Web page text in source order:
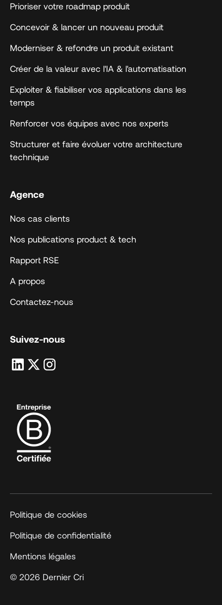
Prioriser votre roadmap produit
Concevoir & lancer un nouveau produit
Moderniser & refondre un produit existant
Créer de la valeur avec l'IA & l'automatisation
Exploiter & fiabiliser vos applications dans les
temps
Renforcer vos équipes avec nos experts
Structurer et faire évoluer votre architecture
technique
Agence
Nos cas clients
Nos publications product & tech
Rapport RSE
A propos
Contactez-nous
Suivez-nous
© 2026 Dernier Cri
Politique de cookies
Politique de confidentialité
Mentions légales